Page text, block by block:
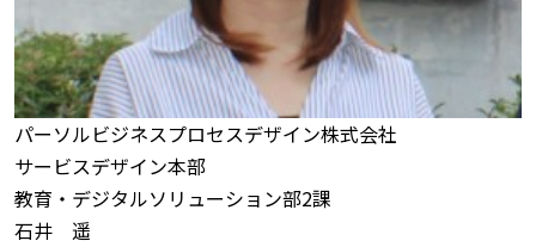
パーソルビジネスプロセスデザイン株式会社
サービスデザイン本部
教育・デジタルソリューション部2課
石井 遥